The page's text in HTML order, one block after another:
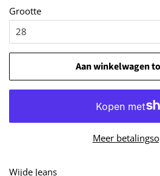
Grootte
Aan winkelwagen
Meer
Wijde Jeans